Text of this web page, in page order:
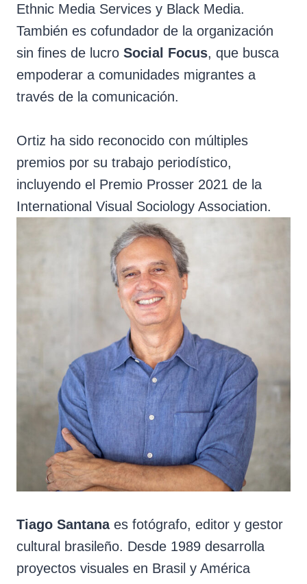
Ethnic Media Services y Black Media.
También es cofundador de la organización
sin fines de lucro Social Focus, que busca
empoderar a comunidades migrantes a
través de la comunicación.
Ortiz ha sido reconocido con múltiples
premios por su trabajo periodístico,
incluyendo el Premio Prosser 2021 de la
International Visual Sociology Association.
Tiago Santanaes fotógrafo, editor y gestor
cultural brasileño. Desde 1989 desarrolla
proyectos visuales en Brasil y América